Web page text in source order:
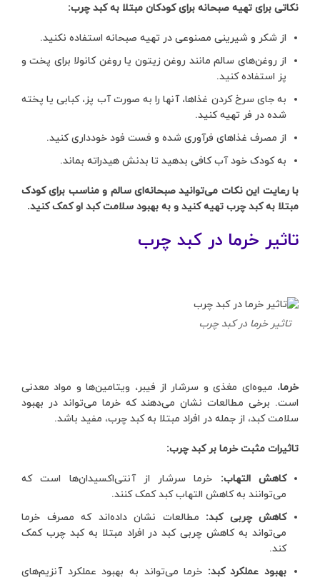
نکاتی برای تهیه صبحانه برای کودکان مبتلا به کبد چرب:
از شکر و شیرینی مصنوعی در تهیه صبحانه استفاده نکنید.
از روغن‌های سالم مانند روغن زیتون یا روغن کانولا برای پخت و
پز استفاده کنید.
به جای سرخ کردن غذاها، آنها را به صورت آب پز، کبابی یا پخته
شده در فر تهیه کنید.
از مصرف غذاهای فرآوری شده و فست فود خودداری کنید.
به کودک خود آب کافی بدهید تا بدنش هیدراته بماند.
با رعایت این نکات می‌توانید صبحانه‌ای سالم و مناسب برای کودک
مبتلا به کبد چرب تهیه کنید و به بهبود سلامت کبد او کمک کنید.
تاثیر خرما در کبد چرب
تاثیر خرما در کبد چرب
خرما، میوه‌ای مغذی و سرشار از فیبر، ویتامین‌ها و مواد معدنی
است. برخی مطالعات نشان می‌دهند که خرما می‌تواند در بهبود
سلامت کبد، از جمله در افراد مبتلا به کبد چرب، مفید باشد.
تاثیرات مثبت خرما بر کبد چرب:
کاهش التهاب: خرما سرشار از آنتی‌اکسیدان‌ها است که
می‌توانند به کاهش التهاب کبد کمک کنند.
کاهش چربی کبد: مطالعات نشان داده‌اند که مصرف خرما
می‌تواند به کاهش چربی کبد در افراد مبتلا به کبد چرب کمک
کند.
بهبود عملکرد کبد: خرما می‌تواند به بهبود عملکرد آنزیم‌های